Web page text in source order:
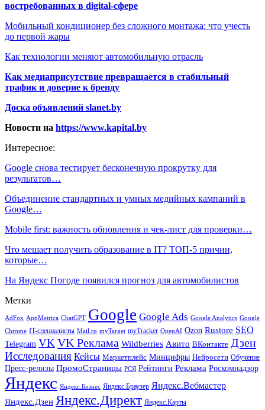
востребованных в digital-сфере
Мобильный кондиционер без сложного монтажа: что учесть
до первой жары
Как технологии меняют автомобильную отрасль
Как медиаприсутствие превращается в стабильный
трафик и доверие к бренду
Доска объявлений slanet.by
Новости на https://www.kapital.by
Интересное:
Google снова тестирует бесконечную прокрутку для
результатов…
Объединение стандартных и умных медийных кампаний в
Google…
Mobile first: важность обновления и чек-лист для проверки…
Что мешает получить образование в IT? ТОП-5 причин,
которые…
На Яндекс Погоде появился прогноз для автомобилистов
Метки
AdFox AppMetrica ChatGPT Google Google Ads Google Analytics Google
Chrome IT-специалисты Mail.ru myTarget myTracker OpenAI Ozon Rustore SEO
Telegram VK VK Реклама Wildberries Авито ВКонтакте Дзен
Исследования Кейсы Маркетплейс Минцифры Нейросети Обучение
Пресс-релизы ПромоСтраницы РСЯ Рейтинги Реклама Роскомнадзор
Яндекс Яндекс.Бизнес Яндекс.Браузер Яндекс.Вебмастер
Яндекс.Дзен Яндекс.Директ Яндекс.Карты